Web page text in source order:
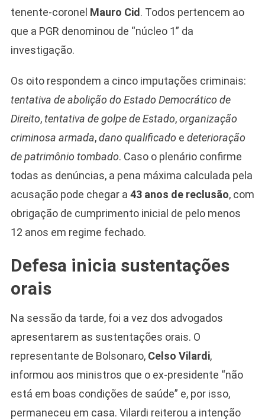
tenente-coronel Mauro Cid. Todos pertencem ao
que a PGR denominou de “núcleo 1” da
investigação.
Os oito respondem a cinco imputações criminais:
tentativa de abolição do Estado Democrático de
Direito,tentativa de golpe de Estado,organização
criminosa armada,dano qualificado e deterioração
de patrimônio tombado. Caso o plenário confirme
todas as denúncias, a pena máxima calculada pela
acusação pode chegar a 43 anos de reclusão, com
obrigação de cumprimento inicial de pelo menos
12 anos em regime fechado.
Defesa inicia sustentações
orais
Na sessão da tarde, foi a vez dos advogados
apresentarem as sustentações orais. O
representante de Bolsonaro, Celso Vilardi,
informou aos ministros que o ex-presidente “não
está em boas condições de saúde” e, por isso,
permaneceu em casa. Vilardi reiterou a intenção
Camiseta Camisa
Bolsonaro Presidente
R$60,00R$99,00 -39%
Ver no MERCADO
LIVRE